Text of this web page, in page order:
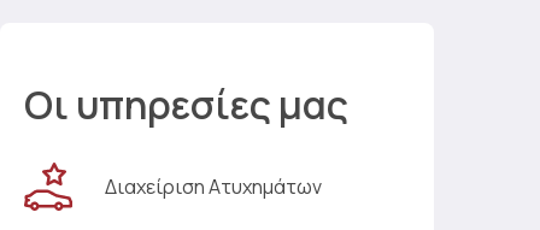
Οι υπηρεσίες μας
Διαχείριση Ατυχημάτων